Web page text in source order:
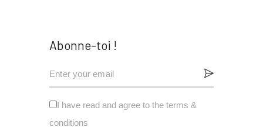
Abonne-toi !
I have read and agree to the terms &
conditions